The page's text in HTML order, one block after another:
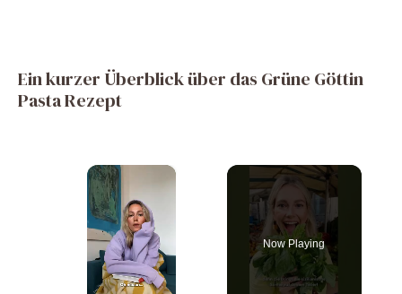
Ein kurzer Überblick über das Grüne Göttin
Pasta Rezept
×
Now Playing